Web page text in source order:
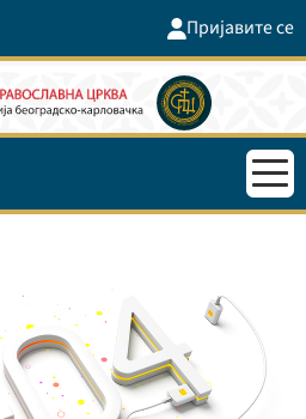
Пријавите се